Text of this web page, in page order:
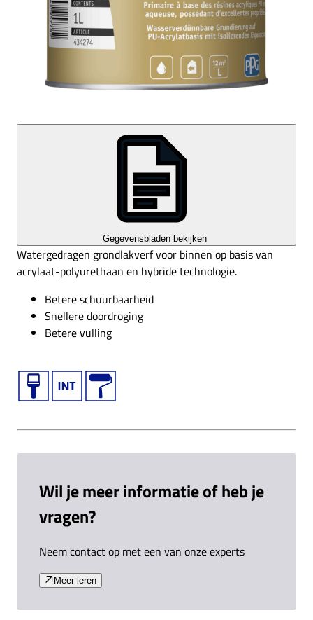
Gegevensbladen bekijken
Watergedragen grondlakverf voor binnen op basis van
acrylaat-polyurethaan en hybride technologie.
Betere schuurbaarheid
Snellere doordroging
Betere vulling
Wil je meer informatie of heb je
vragen?
Neem contact op met een van onze experts
Meer leren